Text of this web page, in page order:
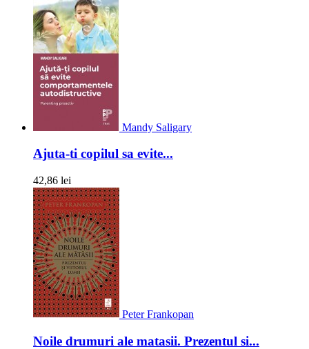
Mandy Saligary
Ajuta-ti copilul sa evite...
42,86 lei
Peter Frankopan
Noile drumuri ale matasii. Prezentul si...